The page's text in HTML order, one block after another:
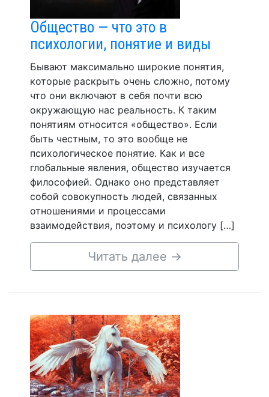
Общество — что это в
психологии, понятие и виды
Бывают максимально широкие понятия,
которые раскрыть очень сложно, потому
что они включают в себя почти всю
окружающую нас реальность. К таким
понятиям относится «общество». Если
быть честным, то это вообще не
психологическое понятие. Как и все
глобальные явления, общество изучается
философией. Однако оно представляет
собой совокупность людей, связанных
отношениями и процессами
взаимодействия, поэтому и психологу […]
Читать далее →